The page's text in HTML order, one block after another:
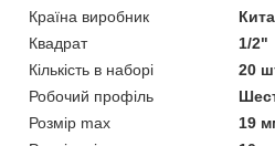
Країна виробник
Квадрат
1/2"
Кількість в наборі
20
Робочий профіль
Розмір max
19